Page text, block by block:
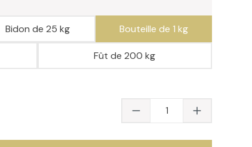
Bidon de 25 kg Bouteille de 1 kg
Fût de 200 kg
Quantité du